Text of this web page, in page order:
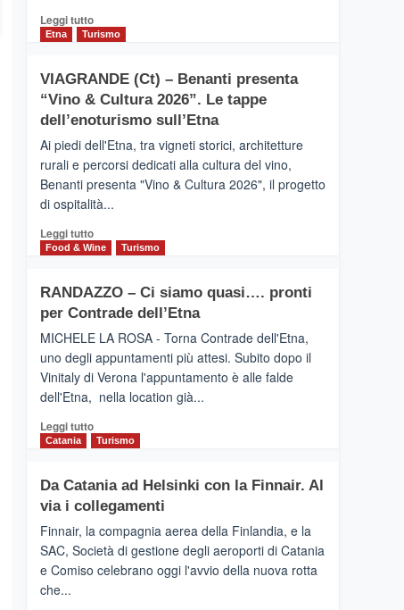
di
Airbnb.
la
Valle
Alcantara
nei
primi
classifica
siciliana
Leggi tuttoLeggi
di
IL
SAN
DOMENICO
TAORMINA,
UN
HOTEL
FOUR
PRESENTA
IL
SUMMER
BOOK
CLUB
Etna Turismo
VIAGRANDE (Ct) – Benanti presenta
“Vino & Cultura 2026”. Le tappe
dell’enoturismo sull’Etna
Ai piedi dell'Etna, tra vigneti storici, architetture
rurali e percorsi dedicati alla cultura del vino,
Benanti presenta "Vino & Cultura 2026", il progetto
di ospitalità...
Leggi tuttoLeggi
di
VIAGRANDE
(Ct)
–
presenta
“Vino
&
2026”.
Le
dell’enoturismo
sull’Etna
Food & Wine Turismo
RANDAZZO – Ci siamo quasi…. pronti
per Contrade dell’Etna
MICHELE LA ROSA - Torna Contrade dell'Etna,
uno degli appuntamenti più attesi. Subito dopo il
Vinitaly di Verona l'appuntamento è alle falde
dell'Etna, nella location già...
Leggi tuttoLeggi
di
RANDAZZO
–
siamo
quasi….
pronti
Catania Turismo
Da Catania ad Helsinki con la Finnair. Al
via i collegamenti
Finnair, la compagnia aerea della Finlandia, e la
SAC, Società di gestione degli aeroporti di Catania
e Comiso celebrano oggi l'avvio della nuova rotta
che...